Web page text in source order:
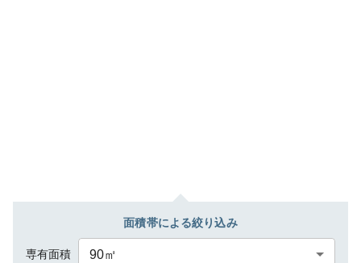
面積帯による絞り込み
専有面積 90㎡